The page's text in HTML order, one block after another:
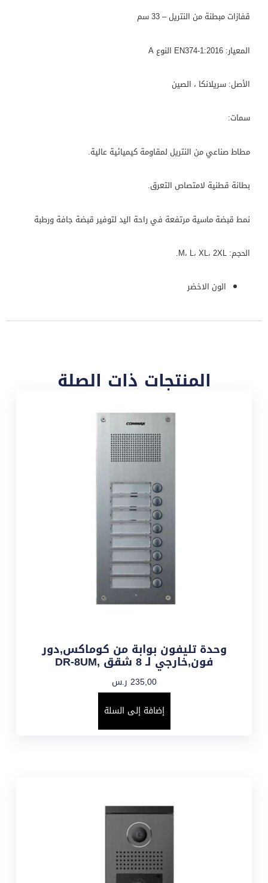
قفازات مبطنة من النتريل – 33 سم
المعيار: EN374-1:2016 النوع A
الأصل: سريلانكا ، الصين
سمات:
مطاط صناعي من النتريل لمقاومة كيميائية عالية.
بطانة قطنية لامتصاص التعرق.
نمط قبضة ماسية مرتفعة في راحة اليد لتوفير قبضة جافة ورطبة
الحجم: M، L، XL، 2XL.
الون الاخضر
المنتجات ذات الصلة
وحدة تليفون بوابة من كوماكس,دور
فون,خارجي لـ 8 شقق ,DR-8UM
235,00 ر.س
إضافة إلى السلة